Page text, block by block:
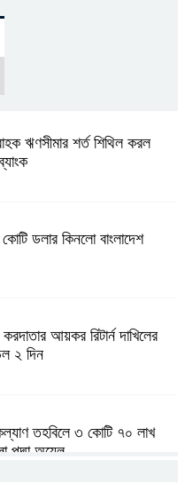
ঋণসীমার শর্ত শিথিল করল
ডলার কিনলো বাংলাদেশ
আয়কর রিটার্ন দাখিলের
২ দিন
তহবিলে ৩ কোটি ৭০ লাখ
পদ্মা অয়েল